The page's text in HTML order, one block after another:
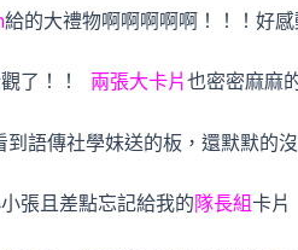
給的大禮物啊啊啊啊啊！！！好
了！！ 兩張大卡片也密密麻麻
到語傳社學妹送的板，還默默的
張且差點忘記給我的隊長組卡片